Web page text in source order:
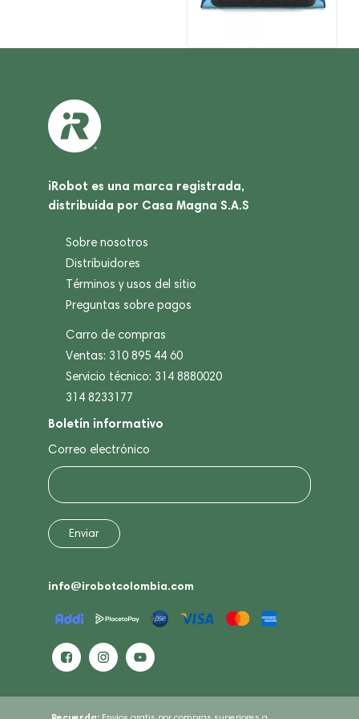
iRobot es una marca registrada,
distribuida por Casa Magna S.A.S
Sobre nosotros
Distribuidores
Términos y usos del sitio
Preguntas sobre pagos
Carro de compras
Ventas: 310 895 44 60
Servicio técnico: 314 8880020
314 8233177
Boletín informativo
Correo electrónico
info@irobotcolombia.com